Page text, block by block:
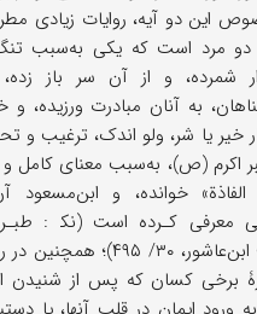
۲/ ۱۵۷). درخصوص این دو آیه، روایات
دو مرد است که یکی به‌سبب
شمرده، و از آن سر باز
به آنان مبادرت ورزیده، و
خیر یا شر، ولو اندک، ترغیب و
۴۶۲). پیامبر اکرم (ص)، به‌سبب معنای
الفاذة» خوانده، و ابن‌مسعود
، ۸/ ۵۹۶؛ ابن‌عاشور، ۳۰/
برخی کسان که پس از شنیدن